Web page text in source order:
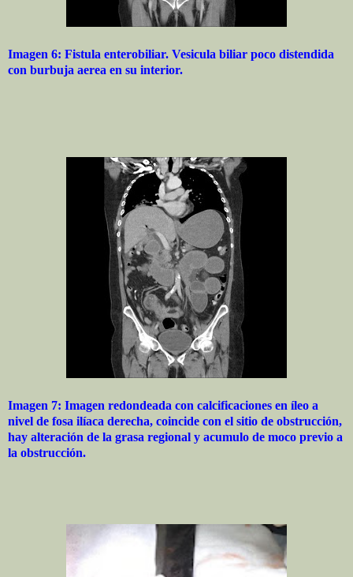
Imagen 6: Fistula enterobiliar. Vesicula biliar poco distendida
con burbuja aerea en su interior.
Imagen 7: Imagen redondeada con calcificaciones en íleo a
nivel de fosa ilíaca derecha, coincide con el sitio de obstrucción,
hay alteración de la grasa regional y acumulo de moco previo a
la obstrucción.